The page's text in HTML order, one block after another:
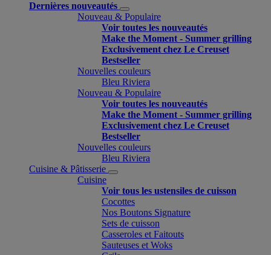
Dernières nouveautés
Nouveau & Populaire
Voir toutes les nouveautés
Make the Moment - Summer grilling
Exclusivement chez Le Creuset
Bestseller
Nouvelles couleurs
Bleu Riviera
Nouveau & Populaire
Voir toutes les nouveautés
Make the Moment - Summer grilling
Exclusivement chez Le Creuset
Bestseller
Nouvelles couleurs
Bleu Riviera
Cuisine & Pâtisserie
Cuisine
Voir tous les ustensiles de cuisson
Cocottes
Nos Boutons Signature
Sets de cuisson
Casseroles et Faitouts
Sauteuses et Woks